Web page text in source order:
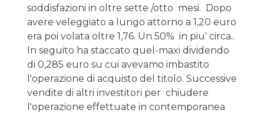
soddisfazioni in oltre sette /otto mesi. Dopo
avere veleggiato a lungo attorno a 1,20 euro
era poi volata oltre 1,76. Un 50% in piu' circa..
In seguito ha staccato quel-maxi dividendo
di 0,285 euro su cui avevamo imbastito
l'operazione di acquisto del titolo. Successive
vendite di altri investitori per chiudere
l'operazione effettuate in contemporanea